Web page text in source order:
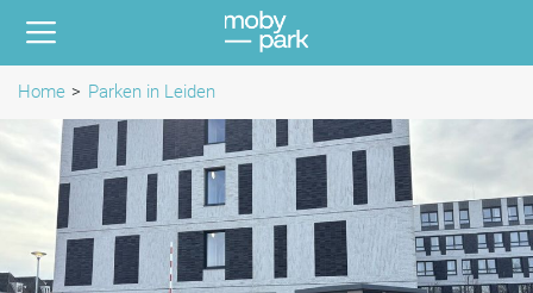
Home Parken in Leiden